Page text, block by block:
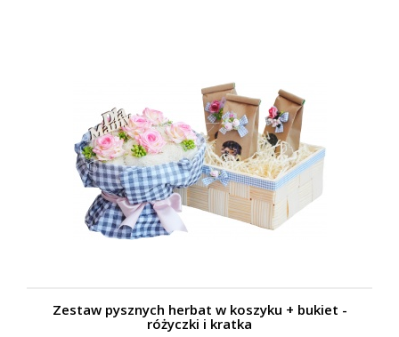
Zestaw pysznych herbat w koszyku + bukiet -
różyczki i kratka